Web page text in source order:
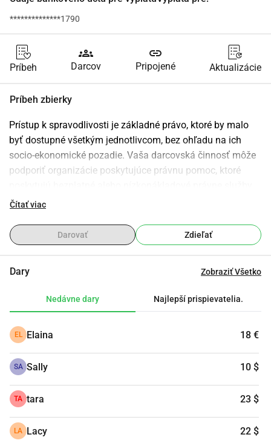
**************1790
Príbeh
groups
Darcov
link
Pripojené Aktualizácie
Príbeh zbierky
Prístup k spravodlivosti je základné právo, ktoré by malo
byť dostupné všetkým jednotlivcom, bez ohľadu na ich
socio-ekonomické pozadie. Vaša darcovská činnosť môže
podporiť organizácie poskytujúce právnu pomoc, ktoré
tým, ktorí si nemôžu dovoliť zastúpenie. Podporou prístupu
spravodlivú šancu uplatniť svoje práva a žiadať nápravu.
Čítať viac
Darovať Zdieľať
Dary Zobraziť Všetko
Nedávne dary Najlepší prispievatelia.
EL Elaina 18 €
SA Sally 10 $
TA tara 23 $
LA Lacy 22 $